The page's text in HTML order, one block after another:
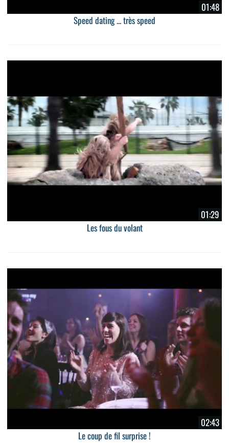
01:48
Speed dating ... très speed
01:29
Les fous du volant
02:43
Le coup de fil surprise !